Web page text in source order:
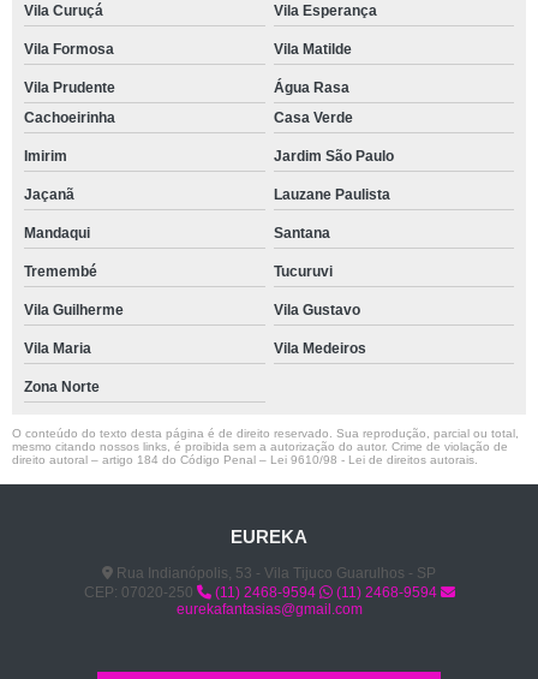
Vila Curuçá Vila Esperança
Vila Formosa Vila Matilde
Vila Prudente
Água Rasa
Cachoeirinha
Casa Verde
Imirim Jardim São Paulo
Jaçanã Lauzane Paulista
Mandaqui Santana
Tremembé Tucuruvi
Vila Guilherme Vila Gustavo
Vila Maria Vila Medeiros
Zona Norte
O conteúdo do texto desta página é de direito reservado. Sua reprodução, parcial ou total,
mesmo citando nossos links, é proibida sem a autorização do autor. Crime de violação de
direito autoral – artigo 184 do Código Penal – Lei 9610/98 - Lei de direitos autorais
EUREKA
Rua Indianópolis, 53 - Vila Tijuco Guarulhos - SP
CEP: 07020-250
(11) 2468-9594
(11) 2468-9594
eurekafantasias@gmail.com